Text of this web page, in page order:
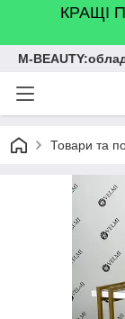
КРАЩІ
M-
Товари та